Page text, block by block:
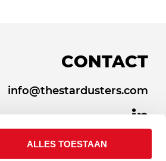
ALLES TOESTAAN
CONTACT
info@thestardusters.com